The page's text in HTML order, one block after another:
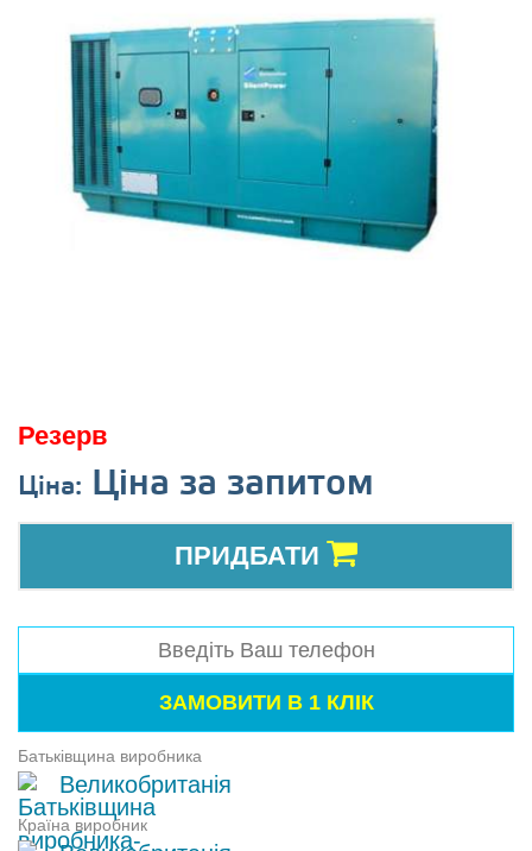
Резерв
Ціна: Ціна за запитом
ПРИДБАТИ
Батьківщина виробника
Великобританія
Країна виробник